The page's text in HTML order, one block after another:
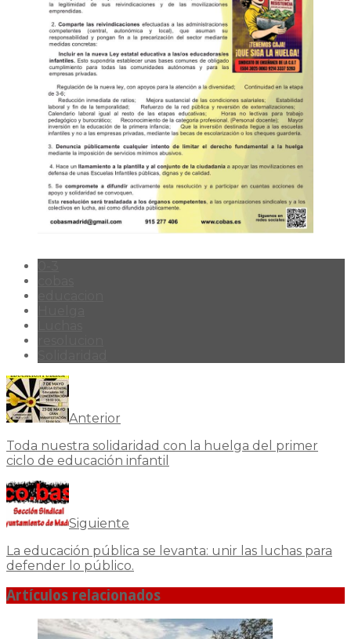
Anterior
Toda nuestra solidaridad con la huelga del primer
ciclo de educación infantil
Siguiente
La educación pública se levanta: unir las luchas para
defender lo público.
Artículos relacionados